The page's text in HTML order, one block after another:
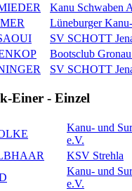
Kanu Schwaben
Lüneburger
SV SCHOTT
Bootsclub
SV SCHOTT
Einer - Einzel
Kanu- und
e.V.
KSV Strehla
Kanu- und
e.V.